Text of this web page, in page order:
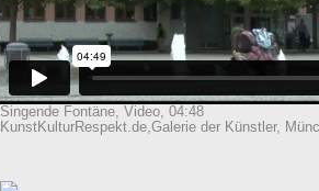
Singende Fontäne, Video, 04:48
KunstKulturRespekt.de,Galerie der Künstler,